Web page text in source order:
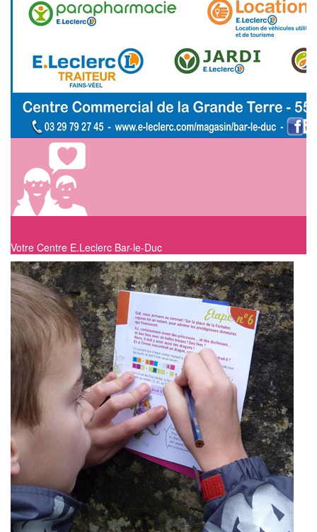
Votre Centre E.Leclerc Bar-le-Duc